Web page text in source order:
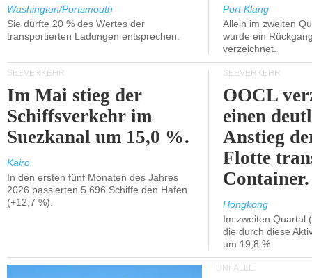
Washington/Portsmouth
Sie dürfte 20 % des Wertes der
transportierten Ladungen entsprechen.
Port Klang
Allein im zweiten
wurde ein
verzeichnet.
SEEVERKEHR
Im Mai stieg der
Schiffsverkehr im
Suezkanal um 15,0 %.
Kairo
In den ersten fünf Monaten des Jahres
2026 passierten 5.696 Schiffe den Hafen
(+12,7 %).
SEEVERKEHR
OOCL
einen
Anstieg
Flotte
Container.
Hongkong
Im zweiten Quartal
die durch diese
um 19,8 %.
UNFÄLLE